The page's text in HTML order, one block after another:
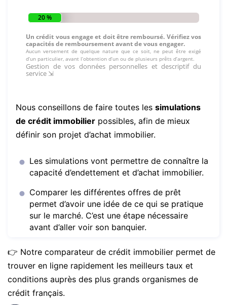
Nous conseillons de faire toutes les simulations
de crédit immobilier possibles, afin de mieux
définir son projet d’achat immobilier.
Les simulations vont permettre de connaître la
capacité d’endettement et d’achat immobilier.
Comparer les différentes offres de prêt
permet d’avoir une idée de ce qui se pratique
sur le marché. C’est une étape nécessaire
avant d’aller voir son banquier.
👉 Notre comparateur de crédit immobilier permet de
trouver en ligne rapidement les meilleurs taux et
conditions auprès des plus grands organismes de
crédit français.